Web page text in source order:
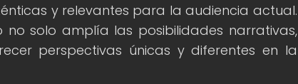
y relevantes para la audiencia actual.
no solo amplía las posibilidades narrativas,
perspectivas únicas y diferentes en la